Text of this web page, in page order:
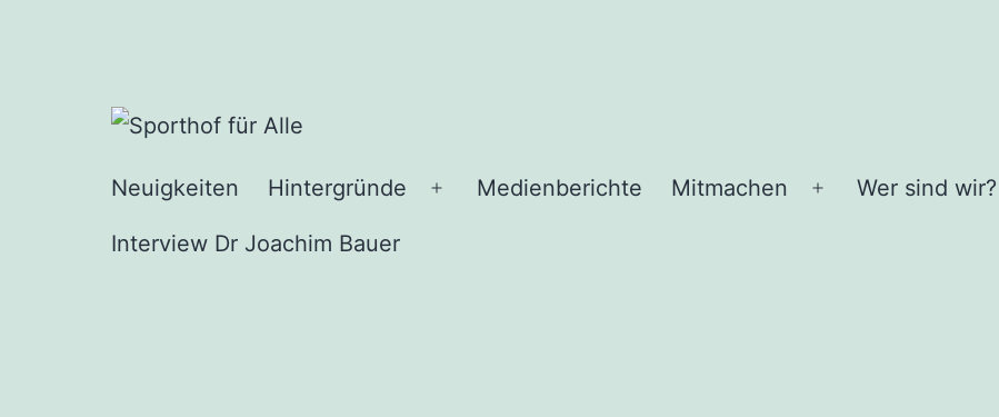
Sporthof
Alle
Neuigkeiten Hintergründe
Menü
Medienberichte Mitmachen
Menü
Wer sind wir?
Interview Dr Joachim Bauer